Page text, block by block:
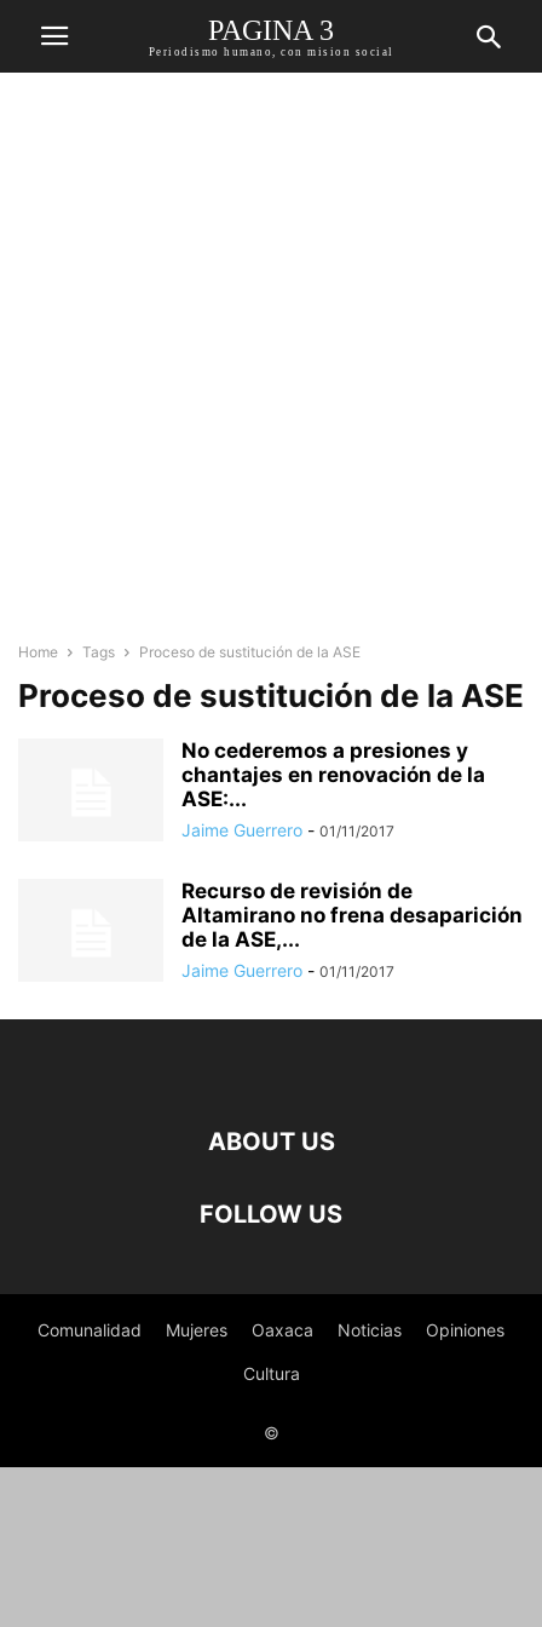
PAGINA 3
Periodismo humano, con mision social
Home Tags Proceso de sustitución de la ASE
Proceso de sustitución de la ASE
No cederemos a presiones y
chantajes en renovación de la
ASE:...
Jaime Guerrero - 01/11/2017
Recurso de revisión de
Altamirano no frena desaparición
de la ASE,...
Jaime Guerrero - 01/11/2017
ABOUT US
FOLLOW US
Comunalidad Mujeres Oaxaca Noticias Opiniones
Cultura
©